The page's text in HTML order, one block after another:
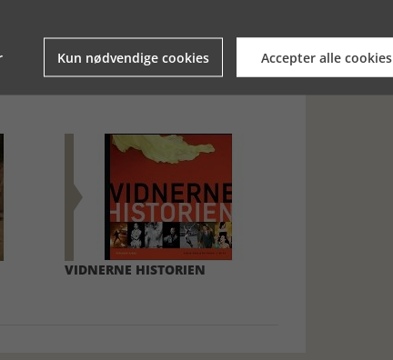
VIDNERNE HISTORIEN
Kun nødvendige cookies Accepter alle cookies